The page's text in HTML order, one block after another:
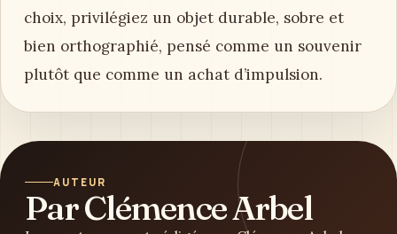
choix, privilégiez un objet durable, sobre et
bien orthographié, pensé comme un souvenir
plutôt que comme un achat d’impulsion.
AUTEUR
Par Clémence Arbel